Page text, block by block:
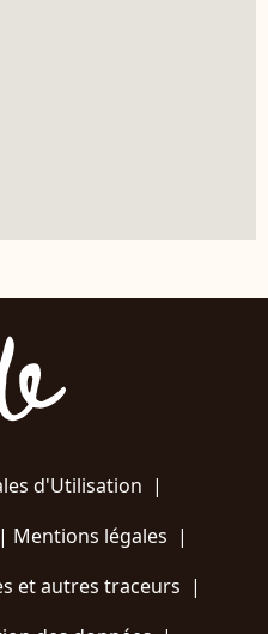
d'Utilisation |
Mentions légales |
et autres traceurs |